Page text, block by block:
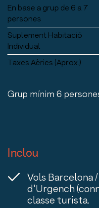
En base a grup de 6 a 7
persones
Suplement Habitació
Individual
Taxes Aèries (Aprox.)
Grup mínim 6
Inclou
Vols Barcelona
d'Urgench
classe turista.